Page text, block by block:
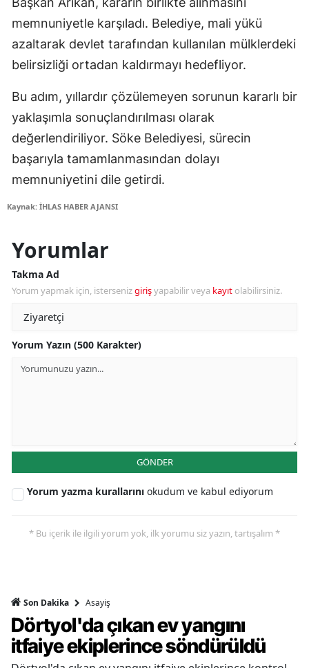
memnuniyetle karşıladı. Belediye, mali yükü
azaltarak devlet tarafından kullanılan mülklerdeki
belirsizliği ortadan kaldırmayı hedefliyor.
Bu adım, yıllardır çözülemeyen sorunun kararlı bir
yaklaşımla sonuçlandırılması olarak
değerlendiriliyor. Söke Belediyesi, sürecin
başarıyla tamamlanmasından dolayı
memnuniyetini dile getirdi.
Kaynak: İHLAS HABER AJANSI
Yorumlar
Takma Ad
Yorum yapmak için, istersenizgirişyapabilir veya kayıt olabilirsiniz.
Yorum Yazın (500 Karakter)
GÖNDER
Yorum yazma kurallarını okudum ve kabul ediyorum
* Bu içerik ile ilgili yorum yok, ilk yorumu siz yazın, tartışalım *
Son Dakika Asayiş
Dörtyol'da çıkan ev yangını
itfaiye ekiplerince söndürüldü